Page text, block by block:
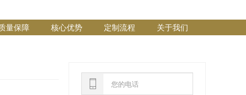
量保障 核心优势 定制流程 关于我们